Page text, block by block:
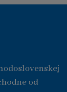
od